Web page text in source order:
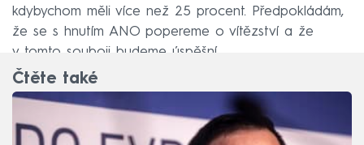
kdybychom měli více než 25 procent. Předpokládám,
že se s hnutím ANO popereme o vítězství a že
v tomto souboji budeme úspěšní.
Čtěte také